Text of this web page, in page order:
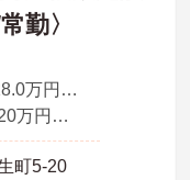
勤〉
月収 20.3万円～28.0万円程度（諸手当込）
年収 313万円～420万円程度（諸手当込・賞与込）
町5-20